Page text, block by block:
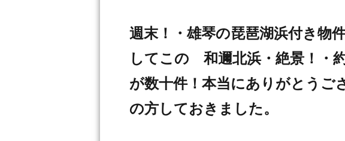
週末！・雄琴の琵琶湖浜付き物
してこの 和邇北浜・絶景！・
が数十件！本当にありがとうご
の方しておきました。